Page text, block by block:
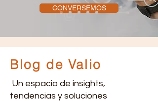
CONVERSEMOS
Blog de Valio
Un espacio de insights,
tendencias y soluciones